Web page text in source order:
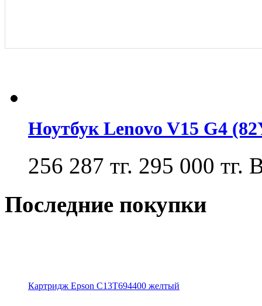
Ноутбук Lenovo V15 G4
256 287 тг. 295 000 тг.
Последние покупки
Картридж Epson C13T694400 желтый